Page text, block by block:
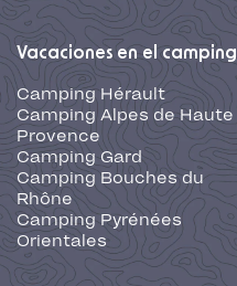
Vacaciones en el camping
Camping Hérault
Camping Alpes de Haute
Provence
Camping Gard
Camping Bouches du
Rhône
Camping Pyrénées
Orientales